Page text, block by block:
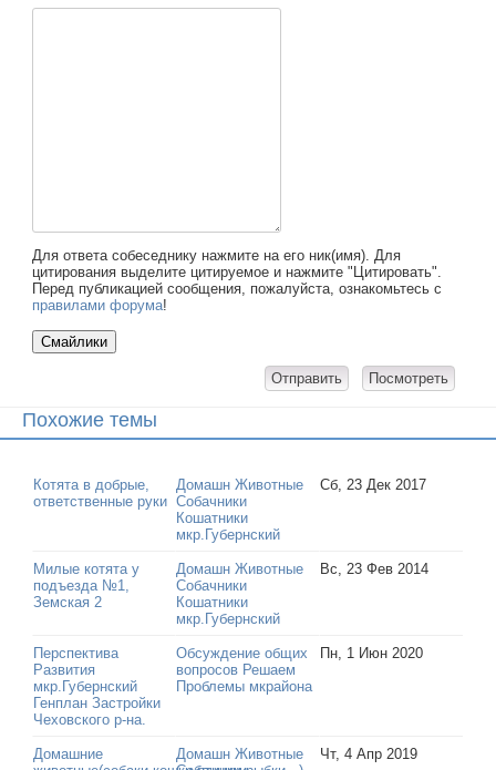
Для ответа собеседнику нажмите на его ник(имя). Для
цитирования выделите цитируемое и нажмите "Цитировать".
Перед публикацией сообщения, пожалуйста, ознакомьтесь с
правилами форума!
Похожие темы
Котята в добрые,
ответственные руки
Домашн Животные
Собачники
Кошатники
мкр.Губернский
Сб, 23 Дек 2017
Милые котята у
подъезда №1,
Земская 2
Домашн Животные
Собачники
Кошатники
мкр.Губернский
Вс, 23 Фев 2014
Перспектива
Развития
мкр.Губернский
Генплан Застройки
Чеховского р-на.
Обсуждение общих
вопросов Решаем
Проблемы мкрайона
Пн, 1 Июн 2020
Домашние
Домашн Животные
Чт, 4 Апр 2019